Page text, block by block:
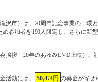
市）は、20周年記念事業の一環
参加者を190人限定し、さらに新
挨拶・20年のあゆみDVD上映）、
活動には、 50,474円 の募金が寄せ